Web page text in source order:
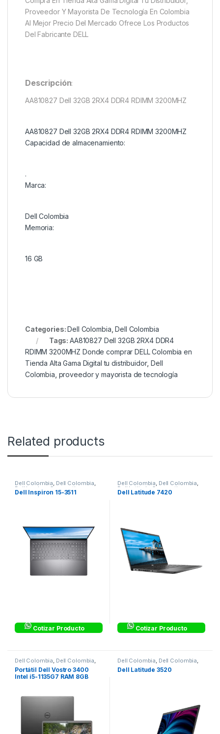
Proveedor Y Mayorista De Tecnología En Colombia
Al Mejor Precio Del Mercado Ofrece Los Productos
Del Fabricante DELL
Descripción:
AA810827 Dell 32GB 2RX4 DDR4 RDIMM 3200MHZ
AA810827 Dell 32GB 2RX4 DDR4 RDIMM 3200MHZ
Capacidad de almacenamiento:
.
Marca:
Dell Colombia
Memoria:
16 GB
Categories:Dell Colombia ,Dell Colombia
Tags:AA810827 Dell 32GB 2RX4 DDR4
RDIMM 3200MHZ Donde comprar DELL Colombia en
Tienda Alta Gama Digital tu distribuidor,Dell
Colombia proveedor y mayorista de tecnología
Related products
Dell Colombia, Dell Colombia,
Dell Inspiron Corporativo
Equipos Corporativos ,
Dell Inspiron 15-3511
Cotizar Producto
Dell Colombia, Dell Colombia,
Dell Latitude Corporativos
Laptops & Computers
Dell Latitude 7420
Cotizar Producto
Dell Colombia, Dell Colombia,
Dell Vostro Corporativos,
equipos con Windows 10 Pro
Portátil Dell Vostro 3400
Intel i5-1135G7 RAM 8GB
Dell Colombia, Dell Colombia,
Dell Latitude Corporativos
Laptops & Computers
Dell Latitude 3520